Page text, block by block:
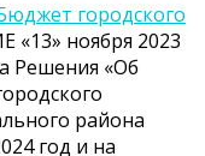
городского
«13» ноября 2023
Решения «Об
района
год и на